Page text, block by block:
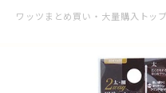
ス
イ
ン
ワッツまとめ買い・大量購入トップ